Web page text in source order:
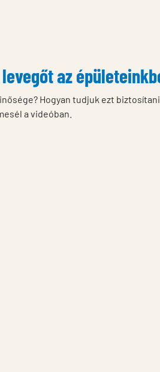
az
Hogyan tudjuk ezt biztosítani
a videóban.